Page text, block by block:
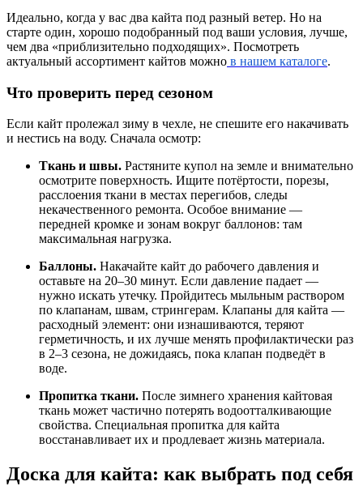
Идеально, когда у вас два кайта под разный ветер. Но на
старте один, хорошо подобранный под ваши условия, лучше,
чем два «приблизительно подходящих». Посмотреть
актуальный ассортимент кайтов можно в нашем каталоге.
Что проверить перед сезоном
Если кайт пролежал зиму в чехле, не спешите его накачивать
и нестись на воду. Сначала осмотр:
Ткань и швы. Растяните купол на земле и внимательно
осмотрите поверхность. Ищите потёртости, порезы,
расслоения ткани в местах перегибов, следы
некачественного ремонта. Особое внимание —
передней кромке и зонам вокруг баллонов: там
максимальная нагрузка.
Баллоны. Накачайте кайт до рабочего давления и
оставьте на 20–30 минут. Если давление падает —
нужно искать утечку. Пройдитесь мыльным раствором
по клапанам, швам, стрингерам. Клапаны для кайта —
расходный элемент: они изнашиваются, теряют
герметичность, и их лучше менять профилактически раз
в 2–3 сезона, не дожидаясь, пока клапан подведёт в
воде.
Пропитка ткани. После зимнего хранения кайтовая
ткань может частично потерять водоотталкивающие
свойства. Специальная пропитка для кайта
восстанавливает их и продлевает жизнь материала.
Доска для кайта: как выбрать под себя